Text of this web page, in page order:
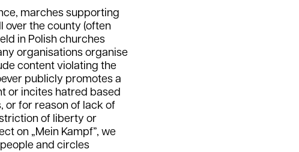
marches supporting
over the county (often
in Polish churches
organisations organise
content violating the
publicly promotes a
or incites hatred based
or for reason of lack of
of liberty or
on „Mein Kampf”, we
and circles